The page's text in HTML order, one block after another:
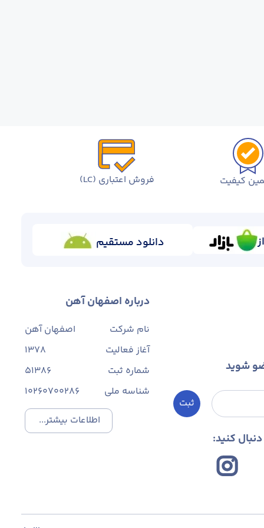
کیفیت فروش اعتباری (LC)
دانلود مستقیم
شوید
ثبت
کنید:
درباره اصفهان آهن
نام شرکت
اصفهان آهن
آغاز فعالیت
1378
شماره ثبت
۵۱۳۸۶
شناسه ملی
10260700286
اطلاعات بیشتر...